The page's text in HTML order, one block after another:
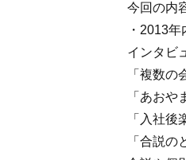
今回の内
・2013
インタビ
「複数
「あおや
「入社後
「合説